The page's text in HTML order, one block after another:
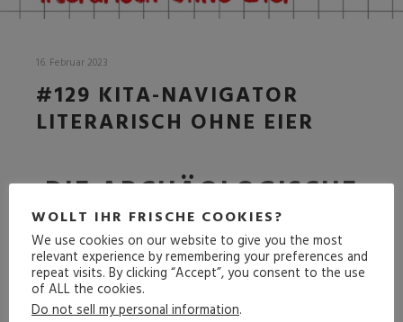
16. Februar 2023
#129 KITA-NAVIGATOR
LITERARISCH OHNE EIER
DIE ARCHÄOLOGISCHE
FOLGE
(mehr …)
WOLLT IHR FRISCHE COOKIES?
We use cookies on our website to give you the most
relevant experience by remembering your preferences and
repeat visits. By clicking “Accept”, you consent to the use
of ALL the cookies.
Do not sell my personal information.